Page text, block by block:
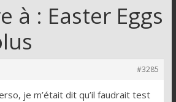
à : Easter Eggs
#3285
je m’était dit qu’il faudrait test